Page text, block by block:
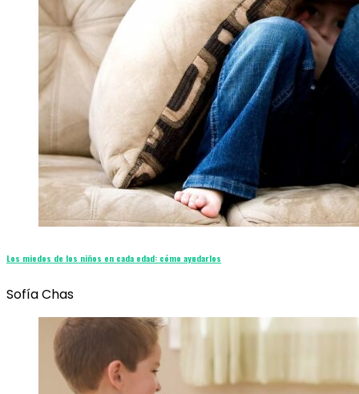
Los miedos de los niños en cada edad: cómo ayudarlos
Sofía Chas